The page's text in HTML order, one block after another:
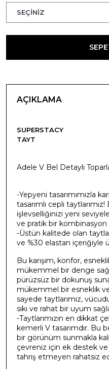
AÇIKLAMA
SUPERSTACY
TAYT
Adele V Bel Detaylı
-Yepyeni tasarımımızla
tasarımlı cepli
işlevselliğinizi yeni
ve pratik bir kombinasyon
-Üstün kalitede olan
ve %30 elastan içeriğiyle
Bu karışım, konfor,
mükemmel bir denge
pürüzsüz bir dokunuş
mükemmel bir esneklik
sayede taytlarımız,
sıkı ve rahat bir uyum
-Taytlarımızın en dikkat
kemerli V tasarımdır. Bu
bir görünüm sunmakla
çevreniz için ek destek
tahriş etmeyen rahatsız